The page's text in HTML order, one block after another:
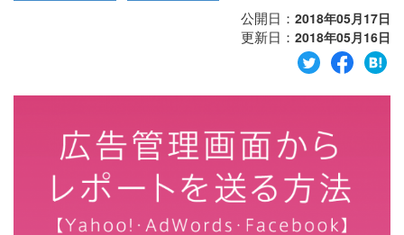
公開日： 2018年05月17日
更新日： 2018年05月16日